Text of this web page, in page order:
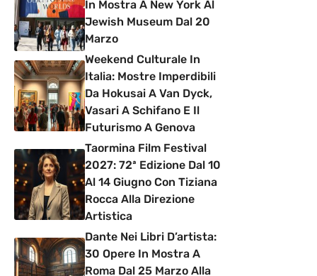
In Mostra A New York Al
Jewish Museum Dal 20
Marzo
Weekend Culturale In
Italia: Mostre Imperdibili
Da Hokusai A Van Dyck,
Vasari A Schifano E Il
Futurismo A Genova
Taormina Film Festival
2027: 72ª Edizione Dal 10
Al 14 Giugno Con Tiziana
Rocca Alla Direzione
Artistica
Dante Nei Libri D’artista:
30 Opere In Mostra A
Roma Dal 25 Marzo Alla